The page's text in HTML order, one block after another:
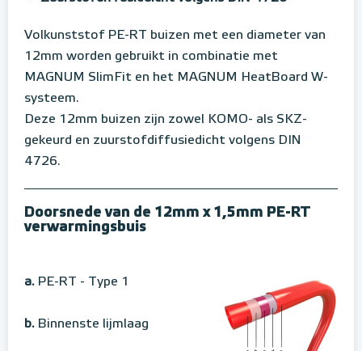
Volkunststof PE-RT buizen met een diameter van
12mm worden gebruikt in combinatie met
MAGNUM SlimFit en het MAGNUM HeatBoard W-
systeem.
Deze 12mm buizen zijn zowel KOMO- als SKZ-
gekeurd en zuurstofdiffusiedicht volgens DIN
4726.
Doorsnede van de 12mm x 1,5mm PE-RT
verwarmingsbuis
a. PE-RT - Type 1
b. Binnenste lijmlaag